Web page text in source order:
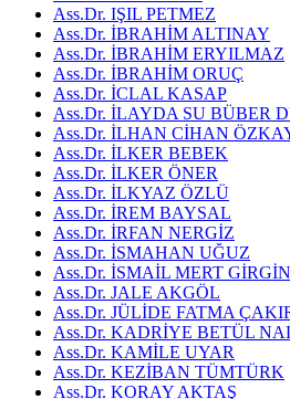
Ass.Dr. IŞIL PETMEZ
Ass.Dr. İBRAHİM ALTINAY
Ass.Dr. İBRAHİM ERYILMAZ
Ass.Dr. İBRAHİM ORUÇ
Ass.Dr. İCLAL KASAP
Ass.Dr. İLAYDA SU BÜBER
Ass.Dr. İLHAN CİHAN
Ass.Dr. İLKER BEBEK
Ass.Dr. İLKER ÖNER
Ass.Dr. İLKYAZ ÖZLÜ
Ass.Dr. İREM BAYSAL
Ass.Dr. İRFAN NERGİZ
Ass.Dr. İSMAHAN UĞUZ
Ass.Dr. İSMAİL MERT GİRGİN
Ass.Dr. JALE AKGÖL
Ass.Dr. JÜLİDE FATMA
Ass.Dr. KADRİYE BETÜL
Ass.Dr. KAMİLE UYAR
Ass.Dr. KEZİBAN TÜMTÜRK
Ass.Dr. KORAY AKTAŞ